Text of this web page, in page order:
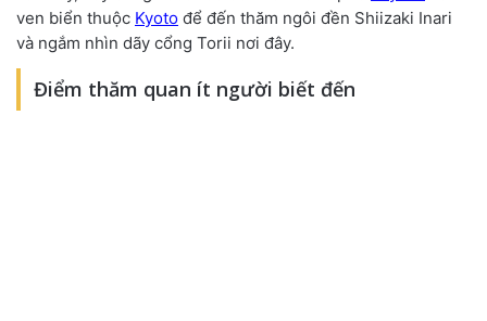
ven biển thuộc Kyoto để đến thăm ngôi đền Shiizaki Inari
và ngắm nhìn dãy cổng Torii nơi đây.
Điểm thăm quan ít người biết đến